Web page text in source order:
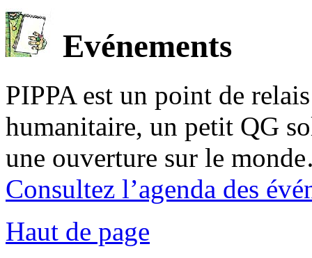
Evénements
PIPPA est un point de
humanitaire, un petit QG
une ouverture sur le
Consultez l’agenda des
Haut de page